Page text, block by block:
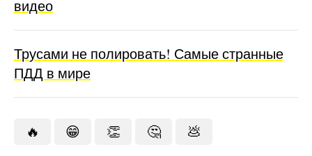
видео
Трусами не полировать! Самые странные
ПДД в мире
🔥 😁 👏 🤔 💩